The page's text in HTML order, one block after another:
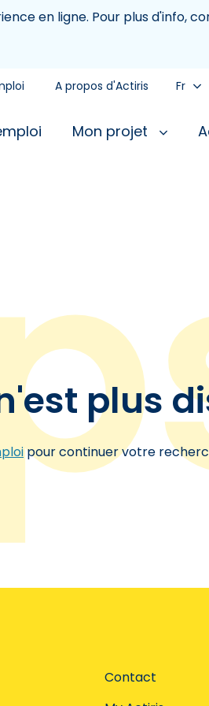
en ligne. Pour plus d'info,
A propos d'Actiris Fr
Mon projet
plus
pour continuer votre
Contact